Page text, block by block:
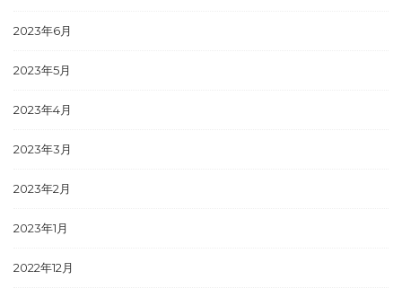
2023年6月
2023年5月
2023年4月
2023年3月
2023年2月
2023年1月
2022年12月